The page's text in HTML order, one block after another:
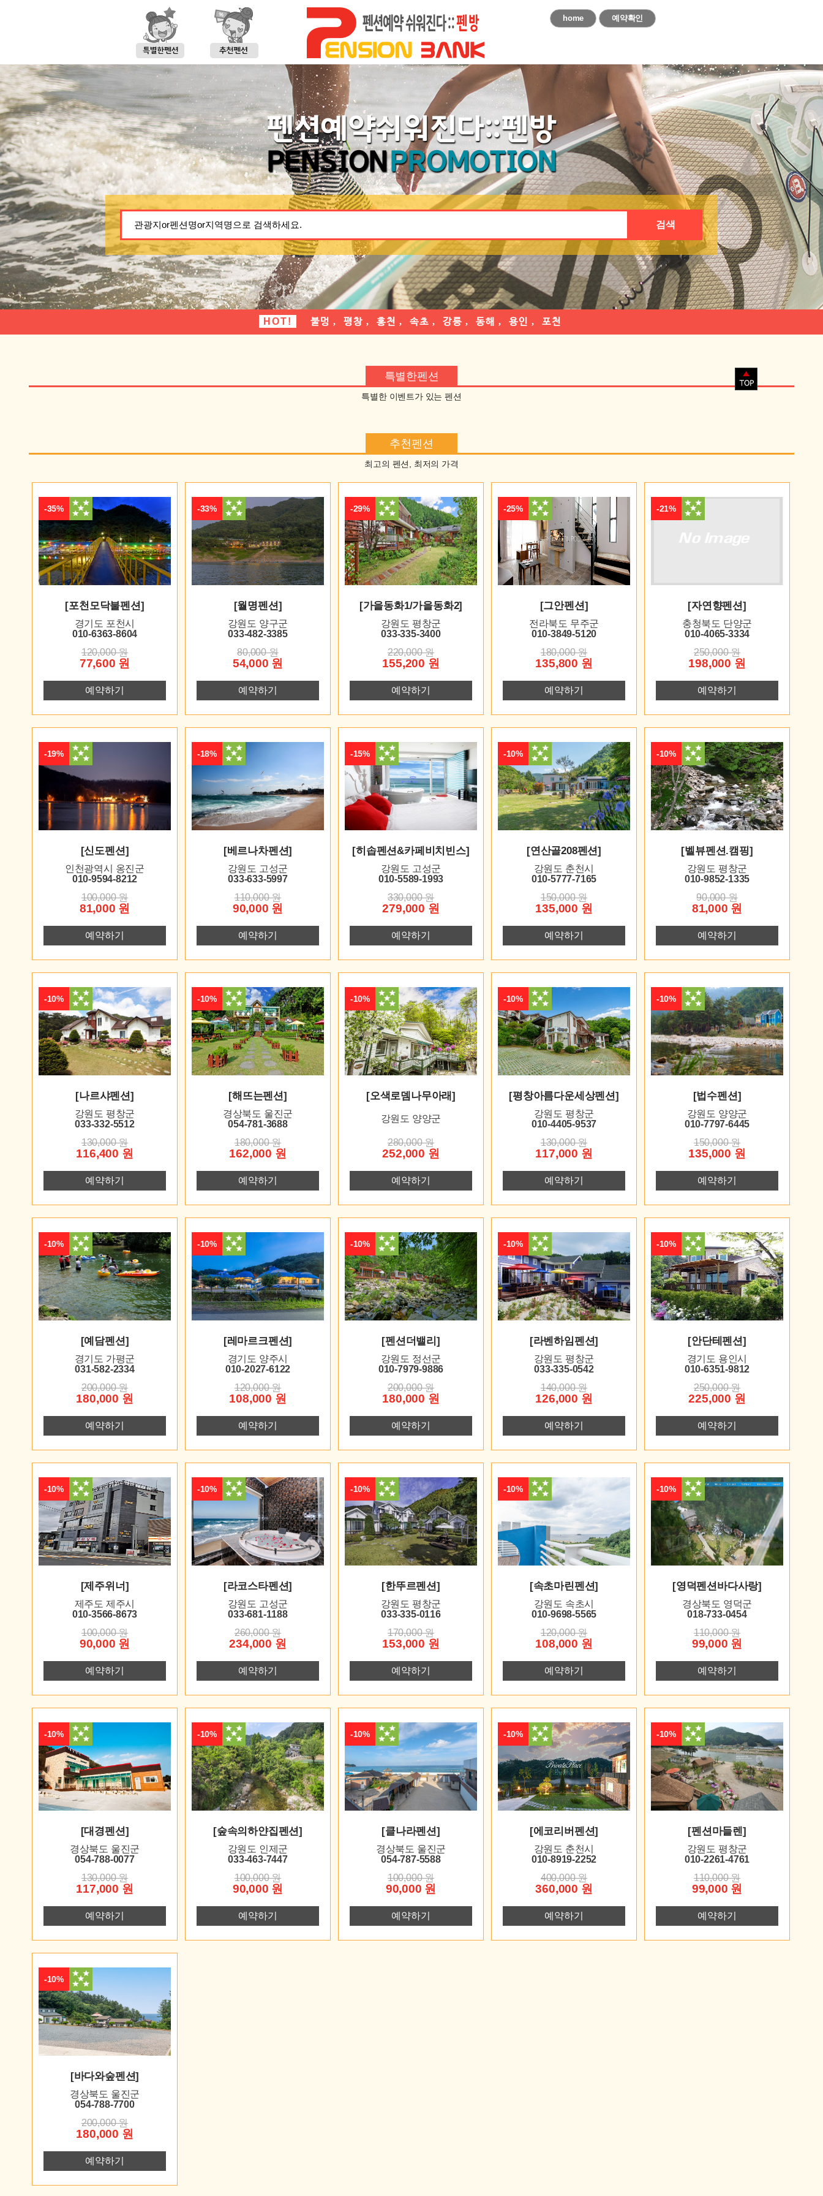
home 예약확인
펜션예약쉬워진다::펜방
PENSIONPROMOTION
검색
HOT! 불멍 , 평창 , 홍천 , 속초 , 강릉 , 동해 , 용인 , 포천
특별한펜션
특별한 이벤트가 있는 펜션
추천펜션
최고의 펜션, 최저의 가격
-35%
[포천모닥불펜션]
경기도 포천시
010-6363-8604
120,000 원
77,600 원
예약하기
-33%
[월명펜션]
강원도 양구군
033-482-3385
80,000 원
54,000 원
예약하기
-29%
[가을동화1/가을동화2]
강원도 평창군
033-335-3400
220,000 원
155,200 원
예약하기
-25%
[그안펜션]
전라북도 무주군
010-3849-5120
180,000 원
135,800 원
예약하기
-21%
[자연향펜션]
충청북도 단양군
010-4065-3334
250,000 원
198,000 원
예약하기
-19%
[신도펜션]
인천광역시 옹진군
010-9594-8212
100,000 원
81,000 원
예약하기
-18%
[베르나차펜션]
강원도 고성군
033-633-5997
110,000 원
90,000 원
예약하기
-15%
[히솝펜션&카페비치빈스]
강원도 고성군
010-5589-1993
330,000 원
279,000 원
예약하기
-10%
[연산골208펜션]
강원도 춘천시
010-5777-7165
150,000 원
135,000 원
예약하기
-10%
[벨뷰펜션.캠핑]
강원도 평창군
010-9852-1335
90,000 원
81,000 원
예약하기
-10%
[나르샤펜션]
강원도 평창군
033-332-5512
130,000 원
116,400 원
예약하기
-10%
[해뜨는펜션]
경상북도 울진군
054-781-3688
180,000 원
162,000 원
예약하기
-10%
[오색로뎀나무아래]
강원도 양양군
280,000 원
252,000 원
예약하기
-10%
[평창아름다운세상펜션]
강원도 평창군
010-4405-9537
130,000 원
117,000 원
예약하기
-10%
[법수펜션]
강원도 양양군
010-7797-6445
150,000 원
135,000 원
예약하기
-10%
[예담펜션]
경기도 가평군
031-582-2334
200,000 원
180,000 원
예약하기
-10%
[레마르크펜션]
경기도 양주시
010-2027-6122
120,000 원
108,000 원
예약하기
-10%
[펜션더밸리]
강원도 정선군
010-7979-9886
200,000 원
180,000 원
예약하기
-10%
[라벤하임펜션]
강원도 평창군
033-335-0542
140,000 원
126,000 원
예약하기
-10%
[안단테펜션]
경기도 용인시
010-6351-9812
250,000 원
225,000 원
예약하기
-10%
[제주위너]
제주도 제주시
010-3566-8673
100,000 원
90,000 원
예약하기
-10%
[라코스타펜션]
강원도 고성군
033-681-1188
260,000 원
234,000 원
예약하기
-10%
[한뚜르펜션]
강원도 평창군
033-335-0116
170,000 원
153,000 원
예약하기
-10%
[속초마린펜션]
강원도 속초시
010-9698-5565
120,000 원
108,000 원
예약하기
-10%
[영덕펜션바다사랑]
경상북도 영덕군
018-733-0454
110,000 원
99,000 원
예약하기
-10%
[대경펜션]
경상북도 울진군
054-788-0077
130,000 원
117,000 원
예약하기
-10%
[숲속의하얀집펜션]
강원도 인제군
033-463-7447
100,000 원
90,000 원
예약하기
-10%
[클나라펜션]
경상북도 울진군
054-787-5588
100,000 원
90,000 원
예약하기
-10%
[에코리버펜션]
강원도 춘천시
010-8919-2252
400,000 원
360,000 원
예약하기
-10%
[펜션마들렌]
강원도 평창군
010-2261-4761
110,000 원
99,000 원
예약하기
-10%
[바다와숲펜션]
경상북도 울진군
054-788-7700
200,000 원
180,000 원
예약하기